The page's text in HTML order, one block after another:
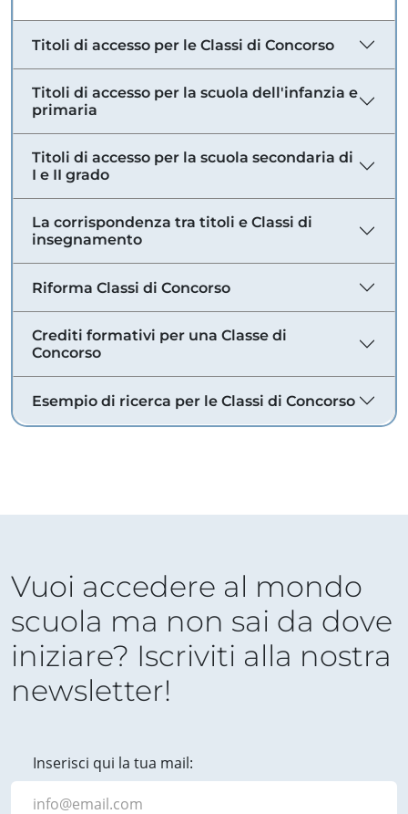
Titoli di accesso per le Classi di Concorso
Titoli di accesso per la scuola dell'infanzia e
primaria
Titoli di accesso per la scuola secondaria di
I e II grado
La corrispondenza tra titoli e Classi di
insegnamento
Riforma Classi di Concorso
Crediti formativi per una Classe di
Concorso
Esempio di ricerca per le Classi di Concorso
Vuoi accedere al mondo
scuola ma non sai da dove
iniziare? Iscriviti alla nostra
newsletter!
Inserisci qui la tua mail: